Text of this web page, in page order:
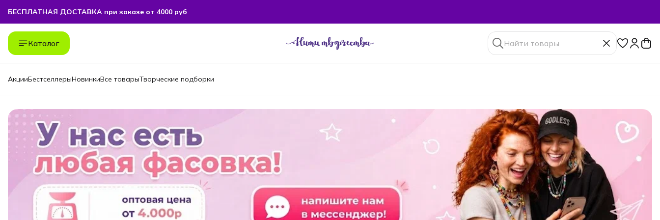
БЕСПЛАТНАЯ ДОСТАВКА при заказе от 4000 руб
БЕСПЛАТНАЯ ДОСТАВКА при заказе от 4000 руб
Каталог
АкцииБестселлерыНовинкиВсе товарыТворческие подборки